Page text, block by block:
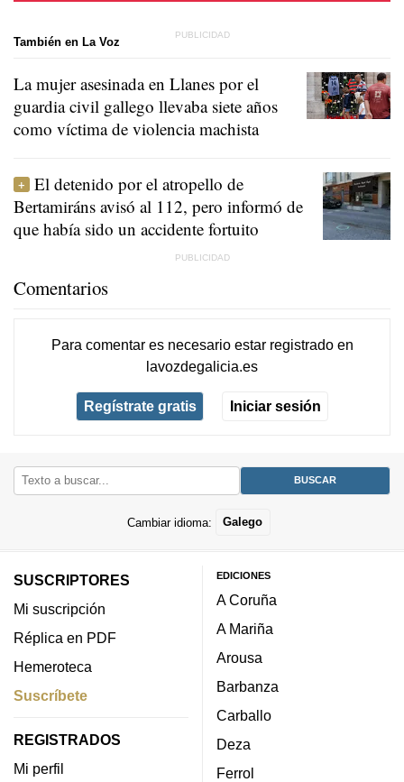
También en La Voz
La mujer asesinada en Llanes por el
guardia civil gallego llevaba siete años
como víctima de violencia machista
El detenido por el atropello de
Bertamiráns avisó al 112, pero informó de
que había sido un accidente fortuito
Comentarios
Para comentar es necesario estar registradoen
lavozdegalicia.es
Regístrate gratis Iniciar sesión
Cambiar idioma: Galego
SUSCRIPTORES
Mi suscripción
Réplica en PDF
Hemeroteca
Suscríbete
REGISTRADOS
Mi perfil
EDICIONES
A Coruña
A Mariña
Arousa
Barbanza
Carballo
Deza
Ferrol